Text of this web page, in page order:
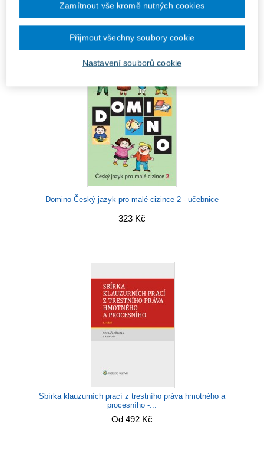
Od 550 Kč
Domino Český jazyk pro malé cizince 2 - učebnice
323 Kč
Sbírka klauzurních prací z trestního práva hmotného a
procesního -...
Od 492 Kč
Nastavení souborů cookie
Zamítnout vše kromě nutných cookies
Přijmout všechny soubory cookie